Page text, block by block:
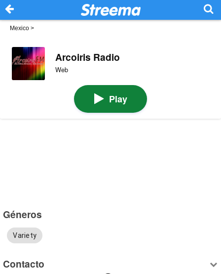
Mexico >
Arcoiris Radio
Web
Play
Géneros
Variety
Contacto